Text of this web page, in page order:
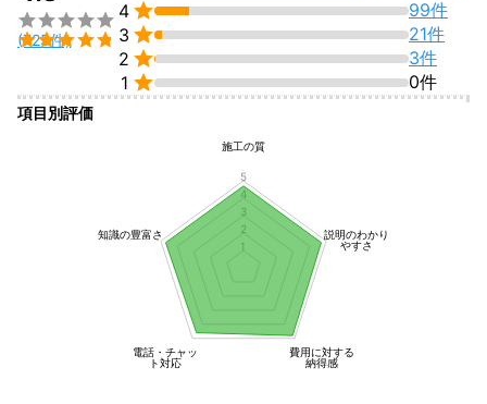


(725件)
4 
99件
3 
21件
2 
3件
1  0件
項目別評価
施工の質
説明のわかり
やすさ
費用に対する
納得感
電話・チャッ
ト対応
知識の豊富さ
1
2
3
4
5